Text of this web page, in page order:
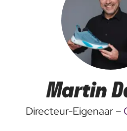
Martin
Directeur-Eigenaar –